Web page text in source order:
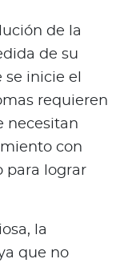
de la
de su
inicie el
requieren
necesitan
con
para lograr
la
que no